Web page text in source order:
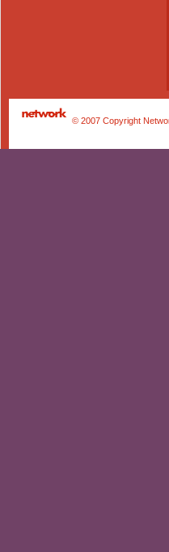
© 2007 Copyright